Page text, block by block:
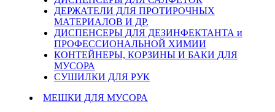
ДЕРЖАТЕЛИ ДЛЯ ПРОТИРОЧНЫХ
МАТЕРИАЛОВ И ДР.
ДИСПЕНСЕРЫ ДЛЯ ДЕЗИНФЕКТАНТА и
ПРОФЕССИОНАЛЬНОЙ ХИМИИ
КОНТЕЙНЕРЫ, КОРЗИНЫ И БАКИ ДЛЯ
МУСОРА
СУШИЛКИ ДЛЯ РУК
МЕШКИ ДЛЯ МУСОРА